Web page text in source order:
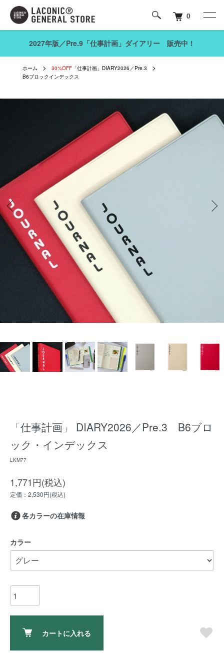
0
2027年版／Pre.9「仕事計画」ダイアリー 販売中！
ホーム 30%OFF 「仕事計画」DIARY2026／Pre.3
B6ブロックインデックス
「仕事計画」 DIARY2026／Pre.3 B6ブロ
ック・インデックス
LKM77
1,771円(税込)
定価：2,530円(税込)
各カラーの在庫情報
カラー
カートに入れる